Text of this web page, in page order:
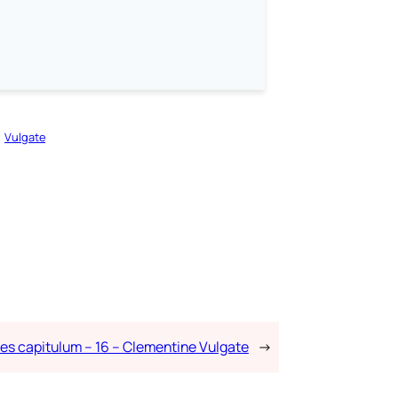
Vulgate
capitulum – 16 – Clementine Vulgate →